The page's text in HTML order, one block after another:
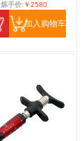
炼手价:￥2580
加入购物车